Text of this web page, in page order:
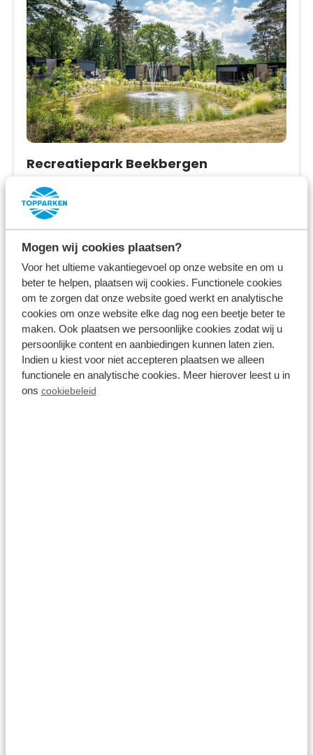
Mogen wij cookies plaatsen?
Voor het ultieme vakantiegevoel op onze website en om u
beter te helpen, plaatsen wij cookies. Functionele cookies
om te zorgen dat onze website goed werkt en analytische
cookies om onze website elke dag nog een beetje beter te
maken. Ook plaatsen we persoonlijke cookies zodat wij u
persoonlijke content en aanbiedingen kunnen laten zien.
Indien u kiest voor niet accepteren plaatsen we alleen
functionele en analytische cookies. Meer hierover leest u in
ons cookiebeleid
Recreatiepark Beekbergen
8.3
Mitten in den Wäldern von Gelderland
Ferienhäuser und Villen mit privaten
Wellnesseinrichtungen
In der Nähe des Nationalparks De Hoge
Veluwe
Fr 14. August - Mo 17. August
3 Nächte
2 Gäste
Ab: